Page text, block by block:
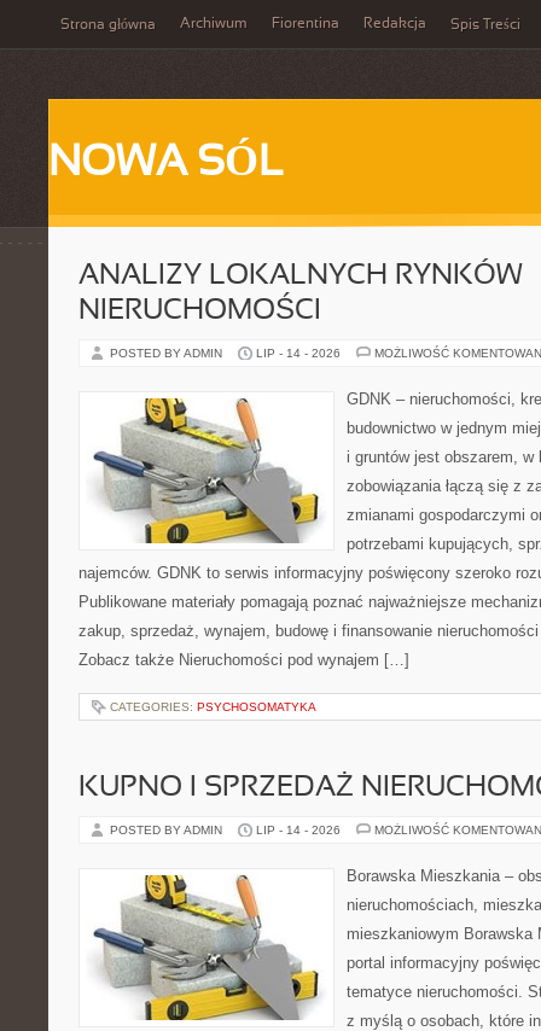
Strona główna Archiwum Fiorentina Redakcja Spis Treści
NOWA SÓL
ANALIZY LOKALNYCH RYNKÓW
NIERUCHOMOŚCI
POSTED BY ADMIN LIP - 14 - 2026 MOŻLIWOŚĆ
GDNK – nieruchomości,
budownictwo w jednym
i gruntów jest obszarem, w
zobowiązania łączą się z
zmianami gospodarczymi
potrzebami kupujących,
najemców. GDNK to serwis informacyjny poświęcony szeroko
Publikowane materiały pomagają poznać najważniejsze
zakup, sprzedaż, wynajem, budowę i finansowanie
Zobacz także Nieruchomości pod wynajem […]
CATEGORIES: PSYCHOSOMATYKA
KUPNO I SPRZEDAŻ
POSTED BY ADMIN LIP - 14 - 2026 MOŻLIWOŚĆ
Borawska Mieszkania –
nieruchomościach,
mieszkaniowym Borawska
portal informacyjny
tematyce nieruchomości.
z myślą o osobach, które